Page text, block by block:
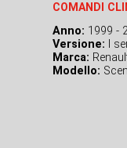
COMANDI
Anno: 1999 -
Versione: I
Marca:
Modello: